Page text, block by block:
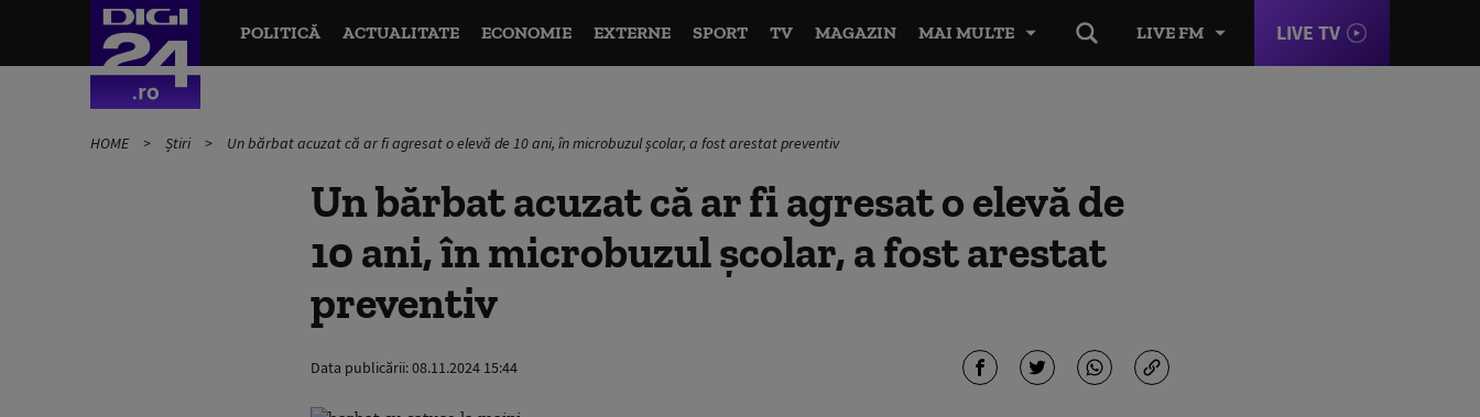
LIVE FM LIVE TV
POLITICĂ ACTUALITATE ECONOMIE EXTERNE SPORT TV MAGAZIN MAI MULTE
HOME Știri Un bărbat acuzat că ar fi agresat o elevă de 10 ani, în microbuzul şcolar, a fost arestat preventiv
Un bărbat acuzat că ar fi agresat o elevă de
10 ani, în microbuzul şcolar, a fost arestat
preventiv
Data publicării:08.11.2024 15:44